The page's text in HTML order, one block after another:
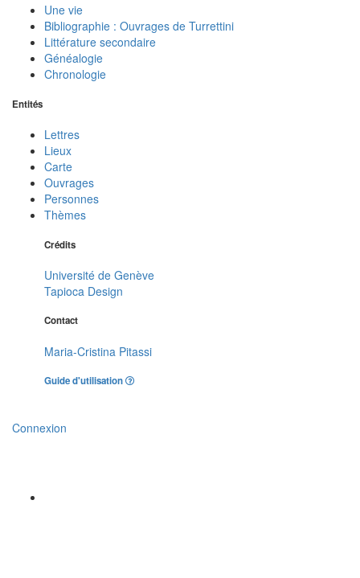
Une vie
Bibliographie : Ouvrages de Turrettini
Littérature secondaire
Généalogie
Chronologie
Entités
Lettres
Lieux
Carte
Ouvrages
Personnes
Thèmes
Crédits
Université de Genève
Tapioca Design
Contact
Maria-Cristina Pitassi
Guide d'utilisation
Connexion